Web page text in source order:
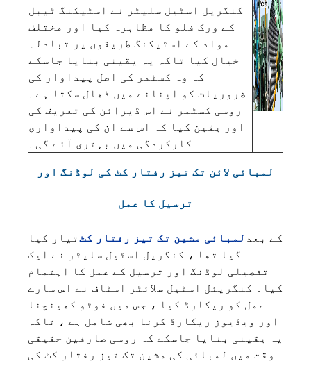
کنگریل اسٹیل سلیٹر نے اسٹیکنگ ٹیبل
کے ورک فلو کا مظاہرہ کیا اور مختلف
مواد کے اسٹیکنگ طریقوں پر تبادلہ
خیال کیا تاکہ یہ یقینی بنایا جاسکے
کہ وہ کسٹمر کی اصل پیداوار کی
ضروریات کو اپنانے میں ڈھال سکتا ہے۔
روسی کسٹمر نے اس ڈیزائن کی تعریف کی
اور یقین کیا کہ اس سے ان کی پیداواری
کارکردگی میں بہتری آئے گی۔
لمبائی لائن تک تیز رفتار کٹ کی لوڈنگ اور
ترسیل کا عمل
کے بعد لمبائی مشین تک تیز رفتار کٹتیار کیا
گیا تھا ، کنگریل اسٹیل سلیٹر نے ایک
تفصیلی لوڈنگ اور ترسیل کے عمل کا اہتمام
کیا۔ کنگریئل اسٹیل سلائٹر اسٹاف نے اس سارے
عمل کو ریکارڈ کیا ، جس میں فوٹو کھینچنا
اور ویڈیوز ریکارڈ کرنا بھی شامل ہے ، تاکہ
یہ یقینی بنایا جاسکے کہ روسی صارفین حقیقی
وقت میں لمبائی کی مشین تک تیز رفتار کٹ کی